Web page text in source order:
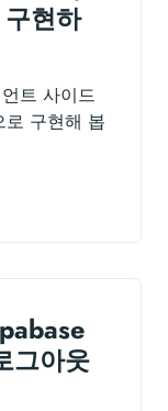
현하
트 사이드
구현해 봅
그아웃